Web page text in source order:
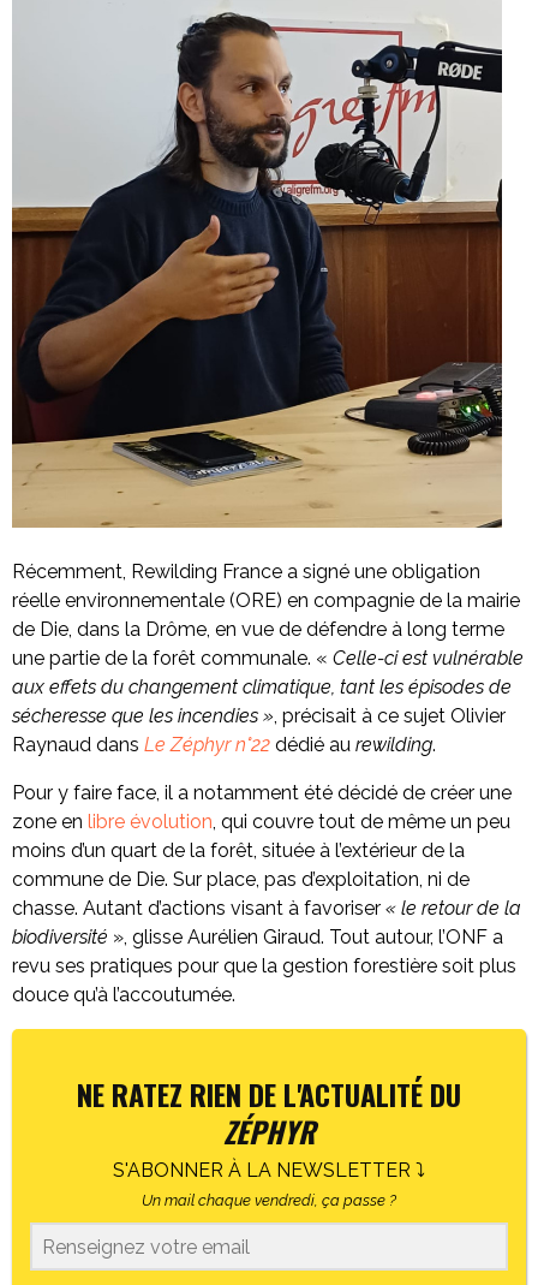
Récemment, Rewilding France a signé une obligation
réelle environnementale (ORE) en compagnie de la mairie
de Die, dans la Drôme, en vue de défendre à long terme
une partie de la forêt communale. « Celle-ci est vulnérable
aux effets du changement climatique, tant les épisodes de
sécheresse que les incendies » , précisait à ce sujet Olivier
Raynaud dans Le Zéphyr n°22 dédié au rewilding.
Pour y faire face, il a notamment été décidé de créer une
zone en libre évolution , qui couvre tout de même un peu
moins d’un quart de la forêt, située à l’extérieur de la
commune de Die. Sur place, pas d’exploitation, ni de
chasse. Autant d’actions visant à favoriser « le retour de la
biodiversité », glisse Aurélien Giraud. Tout autour, l’ONF a
revu ses pratiques pour que la gestion forestière soit plus
douce qu’à l’accoutumée.
NE RATEZ RIEN DE L'ACTUALITÉ DU
ZÉPHYR
S'ABONNER À LA NEWSLETTER ⤵
Un mail chaque vendredi, ça passe ?